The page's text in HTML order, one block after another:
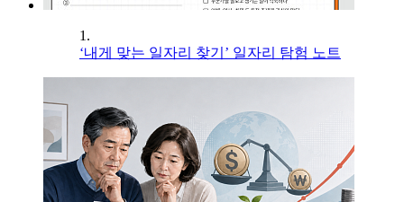
1.
‘내게 맞는 일자리 찾기’ 일자리 탐험 노트